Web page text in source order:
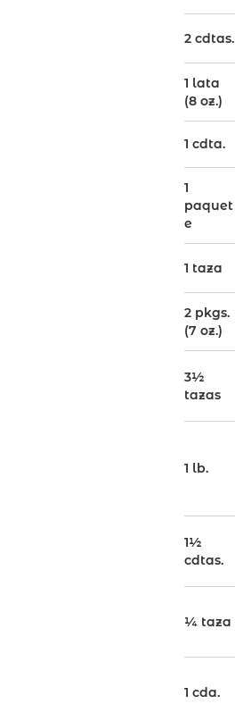
2 cdtas.
1 lata
(8 oz.)
1 cdta.
1
paquet
e
1 taza
2 pkgs.
(7 oz.)
3½
tazas
1 lb.
1½
cdtas.
¼ taza
1 cda.